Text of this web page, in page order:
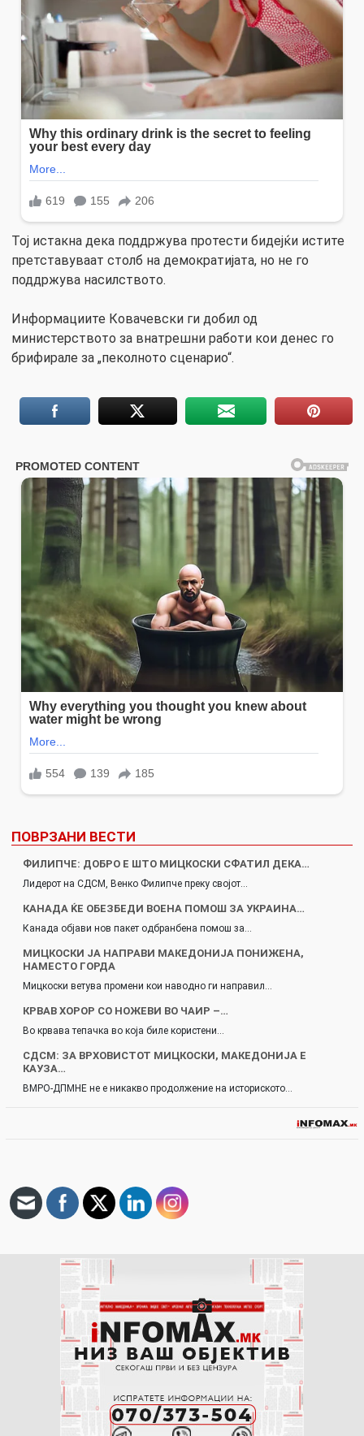
Тој истакна дека поддржува протести бидејќи истите
претставуваат столб на демократијата, но не го
поддржува насилството.
Информациите Ковачевски ги добил од
министерството за внатрешни работи кои денес го
брифирале за „пеколното сценарио“.
ПОВРЗАНИ ВЕСТИ
ФИЛИПЧЕ: ДОБРО Е ШТО МИЦКОСКИ СФАТИЛ ДЕКА…
Лидерот на СДСМ, Венко Филипче преку својот…
КАНАДА ЌЕ ОБЕЗБЕДИ ВОЕНА ПОМОШ ЗА УКРАИНА…
Канада објави нов пакет одбранбена помош за…
МИЦКОСКИ ЈА НАПРАВИ МАКЕДОНИЈА ПОНИЖЕНА,
НАМЕСТО ГОРДА
Мицкоски ветува промени кои наводно ги направил…
КРВАВ ХОРОР СО НОЖЕВИ ВО ЧАИР –…
Во крвава тепачка во која биле користени…
СДСМ: ЗА ВРХОВИСТОТ МИЦКОСКИ, МАКЕДОНИЈА Е
КАУЗА…
ВМРО-ДПМНЕ не е никакво продолжение на историското…